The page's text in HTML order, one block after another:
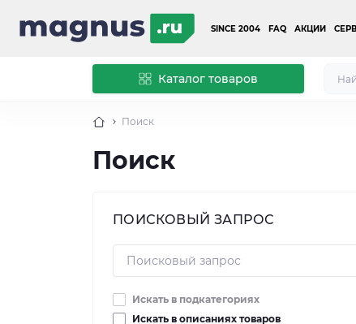
SINCE 2004 FAQ АКЦИИ
Каталог товаров
Поиск
Поиск
ПОИСКОВЫЙ ЗАПРОС
Искать в подкатегориях
Искать в описаниях товаров